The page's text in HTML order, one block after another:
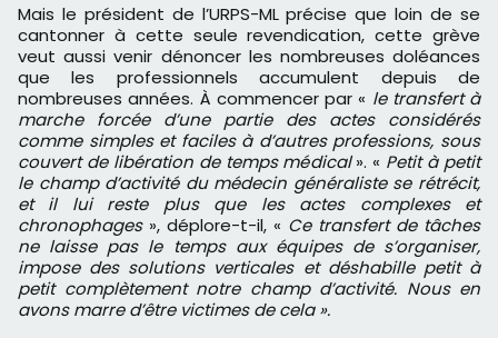
Mais le président de l’URPS-ML précise que loin de se
cantonner à cette seule revendication, cette grève
veut aussi venir dénoncer les nombreuses doléances
que les professionnels accumulent depuis de
nombreuses années. À commencer par « le transfert à
marche forcée d’une partie des actes considérés
comme simples et faciles à d’autres professions, sous
couvert de libération de temps médical». « Petit à petit
le champ d’activité du médecin généraliste se rétrécit,
et il lui reste plus que les actes complexes et
chronophages », déplore-t-il, « Ce transfert de tâches
ne laisse pas le temps aux équipes de s’organiser,
impose des solutions verticales et déshabille petit à
petit complètement notre champ d’activité. Nous en
avons marre d’être victimes de cela ».